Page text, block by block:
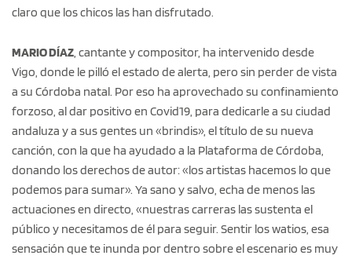
claro que los chicos las han disfrutado.
MARIO DÍAZ , cantante y compositor, ha intervenido desde
Vigo, donde le pilló el estado de alerta, pero sin perder de vista
a su Córdoba natal. Por eso ha aprovechado su confinamiento
forzoso, al dar positivo en Covid19, para dedicarle a su ciudad
andaluza y a sus gentes un «brindis», el título de su nueva
canción, con la que ha ayudado a la Plataforma de Córdoba,
donando los derechos de autor: «los artistas hacemos lo que
podemos para sumar». Ya sano y salvo, echa de menos las
actuaciones en directo, «nuestras carreras las sustenta el
público y necesitamos de él para seguir. Sentir los watios, esa
sensación que te inunda por dentro sobre el escenario es muy